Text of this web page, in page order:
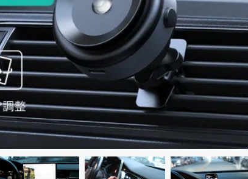
CAMPFIRE for Social Good
CAMPFIREふるさと納税machi-yaコ